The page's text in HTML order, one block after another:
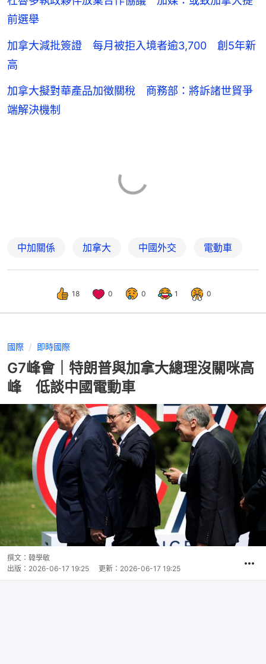
前選舉
加拿大減批簽證 每月被拒入境者逾3,700 創5年新
高
加拿大擬對華產品加徵關稅 商務部：將訴諸世貿爭
端解決機制
中加關係 加拿大 中國外交 電動車
18 0 0 1 0
國際 即時國際
G7峰會｜特朗普與加拿大總理沒關咪高
峰 低談中國電動車
撰文： 韓學敏
出版： 2026-06-17 19:25 更新： 2026-06-17 19:25